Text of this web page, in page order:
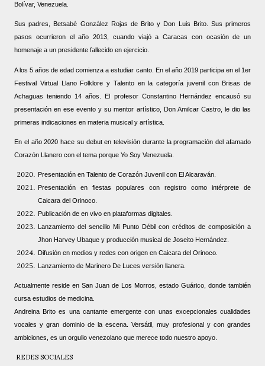
Bolívar, Venezuela.
Sus padres, Betsabé González Rojas de Brito y Don Luis Brito. Sus primeros
pasos ocurrieron el año 2013, cuando viajó a Caracas con ocasión de un
homenaje a un presidente fallecido en ejercicio.
A los 5 años de edad comienza a estudiar canto. En el año 2019 participa en el 1er
Festival Virtual Llano Folklore y Talento en la categoría juvenil con Brisas de
Achaguas teniendo 14 años. El profesor Constantino Hernández encausó su
presentación en ese evento y su mentor artístico, Don Amilcar Castro, le dio las
primeras indicaciones en materia musical y artística.
En el año 2020 hace su debut en televisión durante la programación del afamado
Corazón Llanero con el tema porque Yo Soy Venezuela.
Presentación en Talento de Corazón Juvenil con El Alcaraván.
Presentación en fiestas populares con registro como intérprete de
Caicara del Orinoco.
Publicación de en vivo en plataformas digitales.
Lanzamiento del sencillo Mi Punto Débil con créditos de composición a
Jhon Harvey Ubaque y producción musical de Joseito Hernández.
Difusión en medios y redes con origen en Caicara del Orinoco.
Lanzamiento de Marinero De Luces versión llanera.
Actualmente reside en San Juan de Los Morros, estado Guárico, donde también
cursa estudios de medicina.
Andreina Brito es una cantante emergente con unas excepcionales cualidades
vocales y gran dominio de la escena. Versátil, muy profesional y con grandes
ambiciones, es un orgullo venezolano que merece todo nuestro apoyo.
REDES SOCIALES